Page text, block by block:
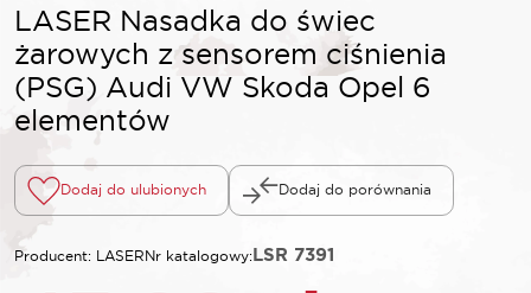
LASER Nasadka do świec
żarowych z sensorem ciśnienia
(PSG) Audi VW Skoda Opel 6
elementów
Dodaj do ulubionych Dodaj do porównania
Producent: LASERNr katalogowy:LSR 7391